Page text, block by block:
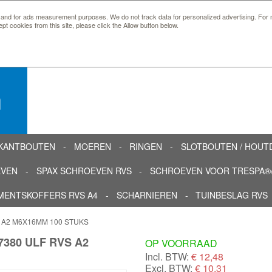
for ads measurement purposes. We do not track data for personalized advertising. For
cookies from this site, please click the Allow button below.
MOEREN RINGEN
SLOTBOUTEN /
SPAX SCHROEVEN RVS
SCHROEVEN VOOR
RVS A4
SCHARNIEREN TUINBESLAG RVS
M6X16MM 100 STUKS
ULF RVS A2
OP VOORRAAD
Incl. BTW: € 12,48
Excl. BTW: € 10,31